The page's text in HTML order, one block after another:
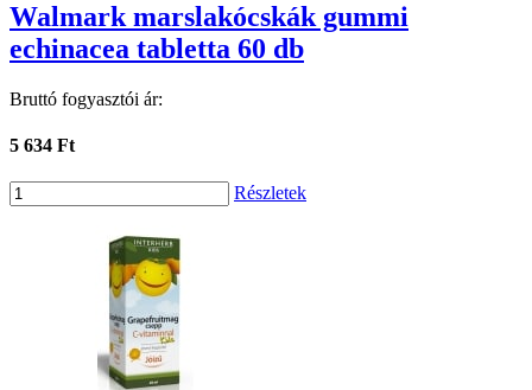
Walmark marslakócskák gummi
echinacea tabletta 60 db
Bruttó fogyasztói ár:
5 634 Ft
Részletek